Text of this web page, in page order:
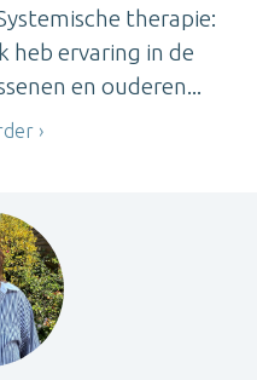
therapie:
heb ervaring in de
en ouderen...